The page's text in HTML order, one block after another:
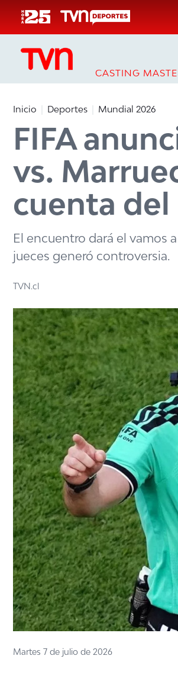
CASTING
Inicio Deportes Mundial 2026
FIFA
vs.
cuenta
El encuentro dará el vamos
jueces generó controversia.
TVN.cl
Martes 7 de julio de 2026